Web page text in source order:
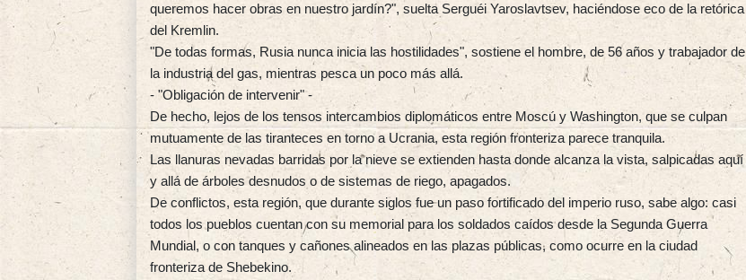
queremos hacer obras en nuestro jardín?", suelta Serguéi Yaroslavtsev, haciéndose eco de la retórica
del Kremlin.
"De todas formas, Rusia nunca inicia las hostilidades", sostiene el hombre, de 56 años y trabajador de
la industria del gas, mientras pesca un poco más allá.
- "Obligación de intervenir" -
De hecho, lejos de los tensos intercambios diplomáticos entre Moscú y Washington, que se culpan
mutuamente de las tiranteces en torno a Ucrania, esta región fronteriza parece tranquila.
Las llanuras nevadas barridas por la nieve se extienden hasta donde alcanza la vista, salpicadas aquí
y allá de árboles desnudos o de sistemas de riego, apagados.
De conflictos, esta región, que durante siglos fue un paso fortificado del imperio ruso, sabe algo: casi
todos los pueblos cuentan con su memorial para los soldados caídos desde la Segunda Guerra
Mundial, o con tanques y cañones alineados en las plazas públicas, como ocurre en la ciudad
fronteriza de Shebekino.